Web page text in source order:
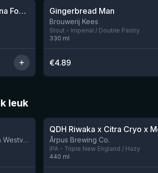
Nog 4
Bourbon County Brand Banana Foster Stout 2023 Gingerbread Man
Brouwerij Kees
Stout - Imperial / Double Pastry
330 ml
€4.89
leuk
Brouwerij De Sint-Sixtusabdij van Westvleteren Ārpus Brewing Co.
IPA - Triple New England / Hazy
440 ml